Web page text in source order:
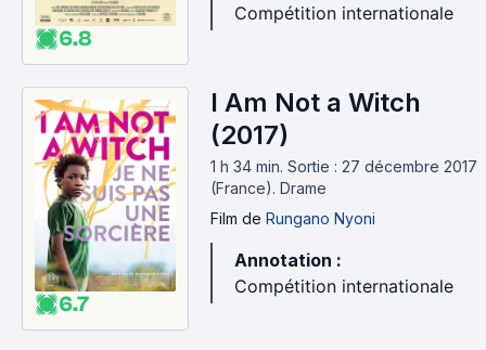
6.8
Compétition internationale
6.7
I Am Not a Witch
(2017)
1 h 34 min. Sortie : 27 décembre 2017
(France). Drame
Film de Rungano Nyoni
Annotation :
Compétition internationale